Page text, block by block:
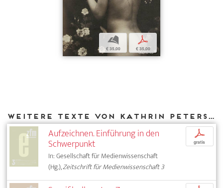
b
€ 35,00
p
€ 35,00
Weitere Texte von Kathrin Peters bei DIAPHANES
Aufzeichnen. Einführung in den
Schwerpunkt
In: Gesellschaft für Medienwissenschaft
(Hg.),Zeitschrift für Medienwissenschaft 3
p
gratis